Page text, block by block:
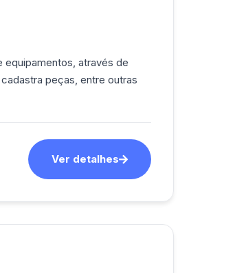
equipamentos, através de
peças, entre outras
Ver detalhes